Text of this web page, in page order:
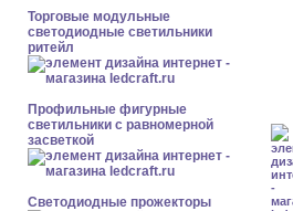
Торговые модульные
светодиодные светильники
ритейл
Профильные фигурные
светильники с равномерной
засветкой
Светодиодные прожекторы